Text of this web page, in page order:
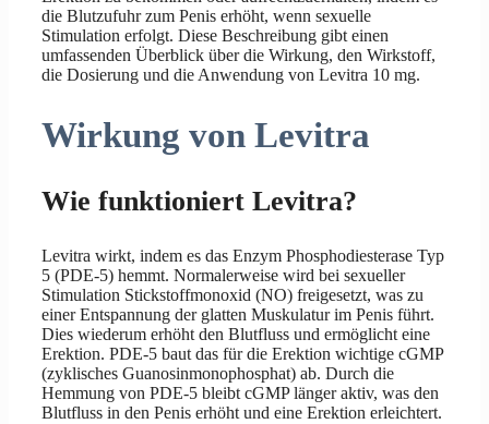
die Blutzufuhr zum Penis erhöht, wenn sexuelle
Stimulation erfolgt. Diese Beschreibung gibt einen
umfassenden Überblick über die Wirkung, den Wirkstoff,
die Dosierung und die Anwendung von Levitra 10 mg.
Wirkung von Levitra
Wie funktioniert Levitra?
Levitra wirkt, indem es das Enzym Phosphodiesterase Typ
5 (PDE-5) hemmt. Normalerweise wird bei sexueller
Stimulation Stickstoffmonoxid (NO) freigesetzt, was zu
einer Entspannung der glatten Muskulatur im Penis führt.
Dies wiederum erhöht den Blutfluss und ermöglicht eine
Erektion. PDE-5 baut das für die Erektion wichtige cGMP
(zyklisches Guanosinmonophosphat) ab. Durch die
Hemmung von PDE-5 bleibt cGMP länger aktiv, was den
Blutfluss in den Penis erhöht und eine Erektion erleichtert.